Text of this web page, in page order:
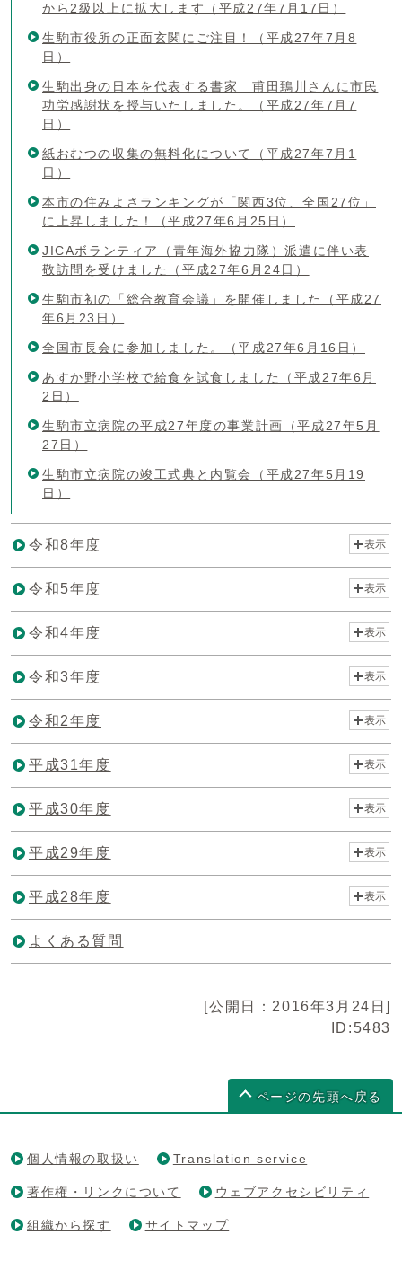
から2級以上に拡大します（平成27年7月17日）
生駒市役所の正面玄関にご注目！（平成27年7月8
日）
生駒出身の日本を代表する書家 甫田鵄川さんに市民
功労感謝状を授与いたしました。（平成27年7月7
日）
紙おむつの収集の無料化について（平成27年7月1
日）
本市の住みよさランキングが「関西3位、全国27位」
に上昇しました！（平成27年6月25日）
JICAボランティア（青年海外協力隊）派遣に伴い表
敬訪問を受けました（平成27年6月24日）
生駒市初の「総合教育会議」を開催しました（平成27
年6月23日）
全国市長会に参加しました。（平成27年6月16日）
あすか野小学校で給食を試食しました（平成27年6月
2日）
生駒市立病院の平成27年度の事業計画（平成27年5月
27日）
生駒市立病院の竣工式典と内覧会（平成27年5月19
日）
令和8年度 表示
令和5年度 表示
令和4年度 表示
令和3年度 表示
令和2年度 表示
平成31年度 表示
平成30年度 表示
平成29年度 表示
平成28年度 表示
よくある質問
[公開日：2016年3月24日]
ID:5483
ページの先頭へ戻る
個人情報の取扱い Translation service
著作権・リンクについて ウェブアクセシビリティ
組織から探す サイトマップ